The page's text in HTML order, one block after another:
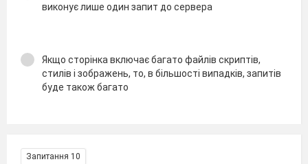
виконує лише один запит до сервера
Якщо сторінка включає багато файлів скриптів,
стилів і зображень, то, в більшості випадків, запитів
буде також багато
Запитання 10